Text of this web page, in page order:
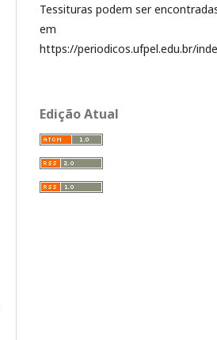
Tessituras podem ser
em
https://periodicos.ufpel.edu.br/
Edição Atual